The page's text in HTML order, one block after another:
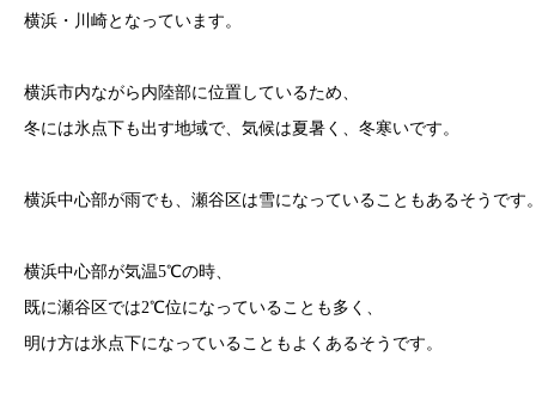
横浜・川崎となっています。
横浜市内ながら内陸部に位置しているため、
冬には氷点下も出す地域で、気候は夏暑く、冬寒いです。
横浜中心部が雨でも、瀬谷区は雪になっていることもあるそうです
横浜中心部が気温5℃の時、
既に瀬谷区では2℃位になっていることも多く、
明け方は氷点下になっていることもよくあるそうです。